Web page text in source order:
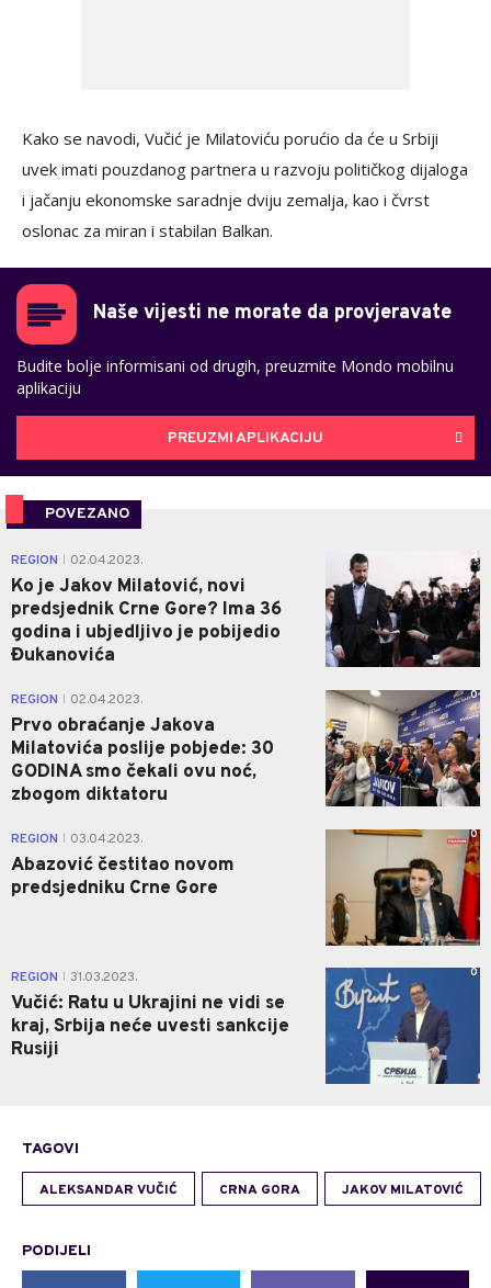
Kako se navodi, Vučić je Milatoviću porućio da će u Srbiji
uvek imati pouzdanog partnera u razvoju političkog dijaloga
i jačanju ekonomske saradnje dviju zemalja, kao i čvrst
oslonac za miran i stabilan Balkan.
Naše vijesti ne morate da provjeravate
Budite bolje informisani od drugih, preuzmite Mondo mobilnu
aplikaciju
PREUZMI APLIKACIJU
POVEZANO
REGION 02.04.2023.
Ko je Jakov Milatović, novi
predsjednik Crne Gore? Ima 36
godina i ubjedljivo je pobijedio
Đukanovića
2
REGION 02.04.2023.
Prvo obraćanje Jakova
Milatovića poslije pobjede: 30
GODINA smo čekali ovu noć,
zbogom diktatoru
0
REGION 03.04.2023.
Abazović čestitao novom
predsjedniku Crne Gore
0
REGION 31.03.2023.
Vučić: Ratu u Ukrajini ne vidi se
kraj, Srbija neće uvesti sankcije
Rusiji
0
TAGOVI
ALEKSANDAR VUČIĆ CRNA GORA JAKOV MILATOVIĆ
PODIJELI